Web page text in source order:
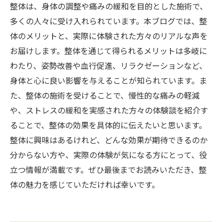
整体は、身体の調整や痛みの緩和を目的とした施術で、
多くの人々に受け入れられています。本ブログでは、整
体のメリットと、実際に体験された方々のリアルな声を
お届けします。整体を通じて得られるメリットは多岐に
わたり、姿勢改善や血行促進、リラクゼーションなど、
身体と心に良い影響を与えることが知られています。ま
た、整体の施術を受けることで、慢性的な痛みの軽減
や、ストレスの緩和を実感された方々の体験談を紹介す
ることで、整体の効果を具体的に伝えたいと思います。
整体に興味はあるけれど、どんな効果が期待できるのか
分からない方や、実際の体験が気になる方にとって、役
立つ情報が満載です。ぜひ最後までお読みいただき、整
体の魅力を感じていただければ幸いです。